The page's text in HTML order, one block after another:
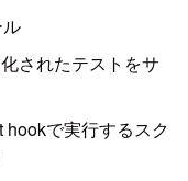
されたテストをサ
hookで実行するスク